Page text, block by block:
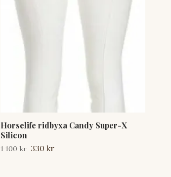
Horselife ridbyxa Candy Super-X
Silicon
1 100 kr 330 kr